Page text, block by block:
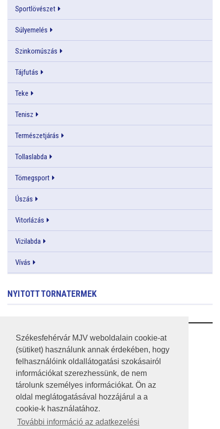
Székesfehérvár MJV weboldalain cookie-at
(sütiket) használunk annak érdekében, hogy
felhasználóink oldallátogatási szokásairól
információkat szerezhessünk, de nem
tárolunk személyes információkat. Ön az
oldal meglátogatásával hozzájárul a a
cookie-k használatához.
További információ az adatkezelési
Sportlövészet
Súlyemelés
Szinkornúszás
Tájfutás
Teke
Tenisz
Természetjárás
Tollaslabda
Tömegsport
Úszás
Vitorlázás
Vizilabda
Vívás
NYITOTT TORNATERMEK
RSS
A HONLAP 2017.03.31-I ÁLLAPOTA
JOGI NYILATKOZAT
IMPRESSZUM